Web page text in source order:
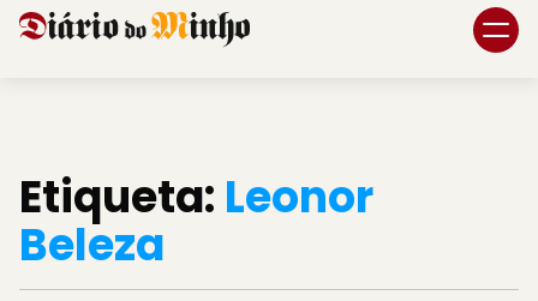
Etiqueta: Leonor
Beleza